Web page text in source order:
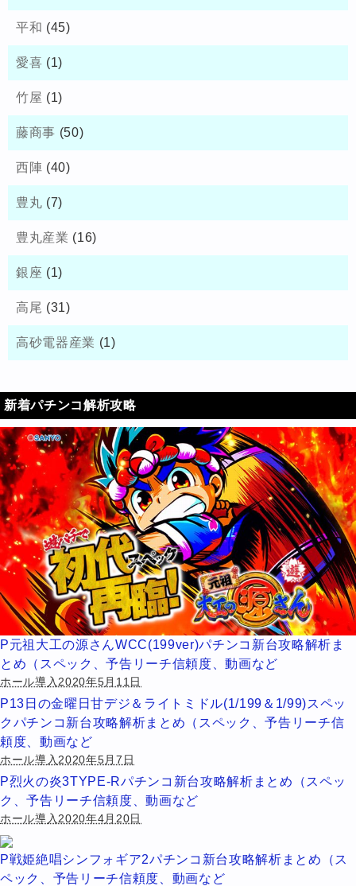
平和 (45)
愛喜 (1)
竹屋 (1)
藤商事 (50)
西陣 (40)
豊丸 (7)
豊丸産業 (16)
銀座 (1)
高尾 (31)
高砂電器産業 (1)
新着パチンコ解析攻略
P元祖大工の源さんWCC(199ver)パチンコ新台攻略解析ま
とめ（スペック、予告リーチ信頼度、動画など
ホール導入2020年5月11日
P13日の金曜日甘デジ＆ライトミドル(1/199＆1/99)スペッ
クパチンコ新台攻略解析まとめ（スペック、予告リーチ信
頼度、動画など
ホール導入2020年5月7日
P烈火の炎3TYPE-Rパチンコ新台攻略解析まとめ（スペッ
ク、予告リーチ信頼度、動画など
ホール導入2020年4月20日
P戦姫絶唱シンフォギア2パチンコ新台攻略解析まとめ（ス
ペック、予告リーチ信頼度、動画など